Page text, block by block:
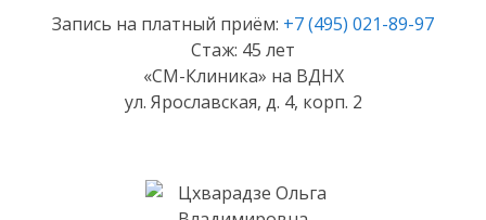
Запись на платный приём: +7 (495) 021-89-97
Стаж: 45 лет
«СМ-Клиника» на ВДНХ
ул. Ярославская, д. 4, корп. 2